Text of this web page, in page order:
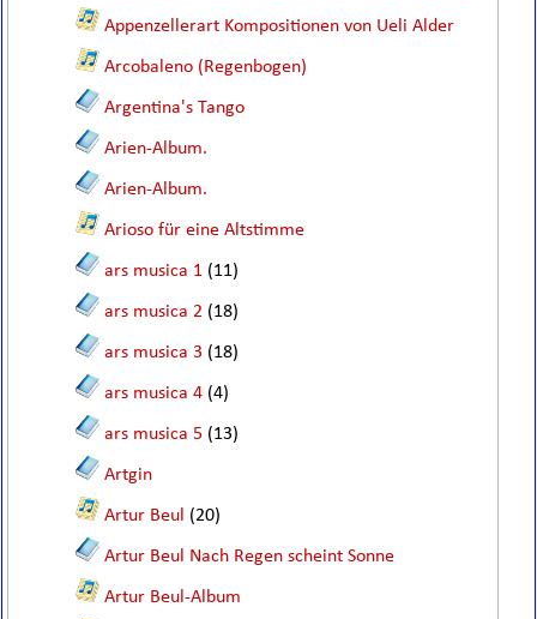
Appenzellerart Kompositionen von Ueli Alder
Arcobaleno (Regenbogen)
Argentina's Tango
Arien-Album.
Arien-Album.
Arioso für eine Altstimme
ars musica 1 (11)
ars musica 2 (18)
ars musica 3 (18)
ars musica 4 (4)
ars musica 5 (13)
Artgin
Artur Beul (20)
Artur Beul Nach Regen scheint Sonne
Artur Beul-Album